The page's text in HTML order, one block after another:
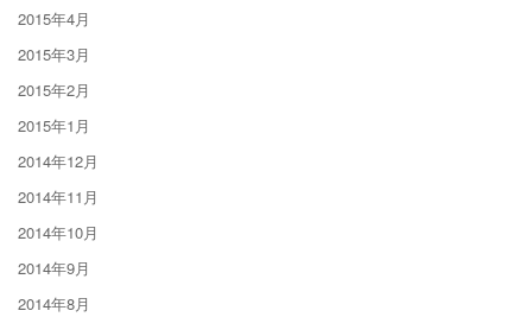
2015年4月
2015年3月
2015年2月
2015年1月
2014年12月
2014年11月
2014年10月
2014年9月
2014年8月